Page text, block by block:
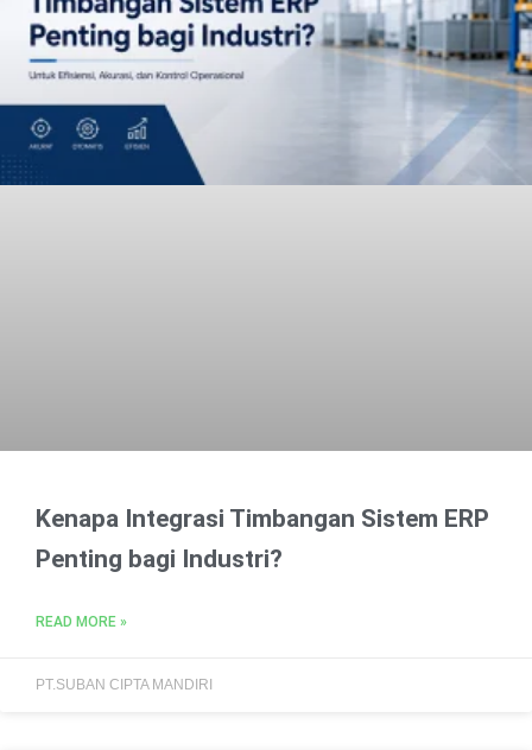
Kenapa Integrasi Timbangan Sistem ERP
Penting bagi Industri?
READ MORE »
PT.SUBAN CIPTA MANDIRI